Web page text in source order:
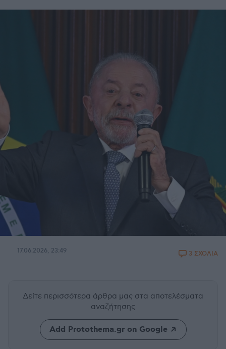
17.06.2026, 23:49 3 ΣΧΟΛΙΑ
Δείτε περισσότερα άρθρα μας στα αποτελέσματα
αναζήτησης
Add Protothema.gr on Google